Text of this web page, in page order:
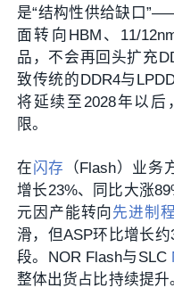
是“结构性供给缺口
面转向HBM、11/
品，不会再回头扩充
致传统的DDR4与
将延续至2028年以
限。
在闪存 （Flash）业
增长23%、同比大涨
元因产能转向先进制程
滑，但ASP环比增长
段。NOR Flash与SLC
整体出货占比持续提升